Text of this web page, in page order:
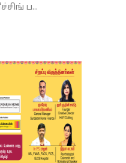
ப...